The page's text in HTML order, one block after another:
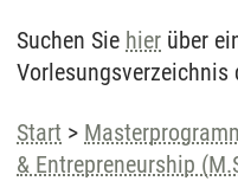
Suchen Sie hier über
Vorlesungsverzeichnis
Start >
& Entrepreneurship